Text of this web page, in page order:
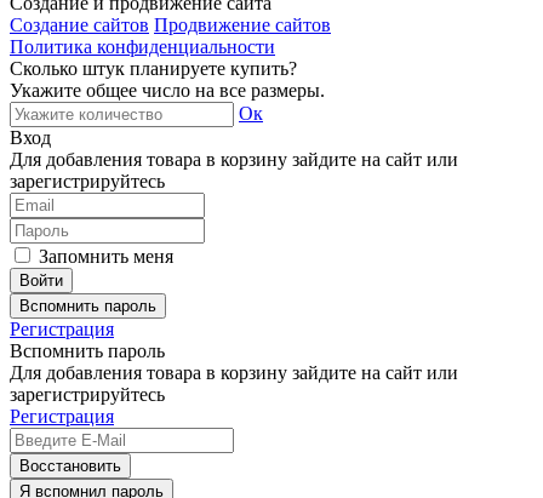
Создание сайтов Продвижение сайтов
Политика конфиденциальности
Сколько штук планируете купить?
Укажите общее число на все размеры.
Ок
Вход
Для добавления товара в корзину зайдите на сайт или
зарегистрируйтесь
Запомнить меня
Вспомнить пароль
Регистрация
Вспомнить пароль
Для добавления товара в корзину зайдите на сайт или
зарегистрируйтесь
Регистрация
Восстановить
Я вспомнил пароль